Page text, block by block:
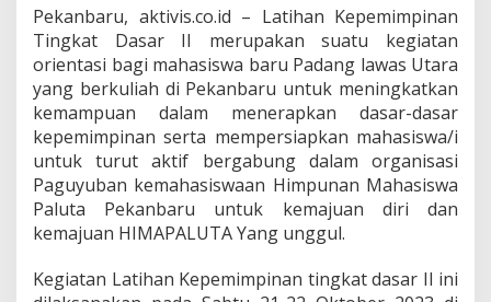
n
M
a
h
a
s
i
s
w
a
d
Pekanbaru, aktivis.co.id – Latihan Kepemimpinan
Tingkat Dasar II merupakan suatu kegiatan
orientasi bagi mahasiswa baru Padang lawas Utara
yang berkuliah di Pekanbaru untuk meningkatkan
kemampuan dalam menerapkan dasar-dasar
kepemimpinan serta mempersiapkan mahasiswa/i
untuk turut aktif bergabung dalam organisasi
Paguyuban kemahasiswaan Himpunan Mahasiswa
Paluta Pekanbaru untuk kemajuan diri dan
kemajuan HIMAPALUTA Yang unggul.
Kegiatan Latihan Kepemimpinan tingkat dasar II ini